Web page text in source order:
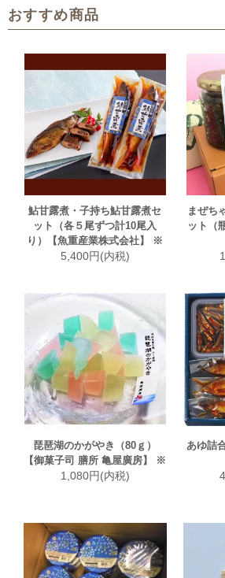
おすすめ商品
鮎甘露煮・子持ち鮎甘露煮セ
ット（各５尾ずつ計10尾入
り）【魚重産業株式会社】 ※
5,400円(内税)
まぜち
ット（
琵琶湖のかがやき（80ｇ）
【御菓子司 膳所 亀屋廣房】 ※
1,080円(内税)
あゆ詰